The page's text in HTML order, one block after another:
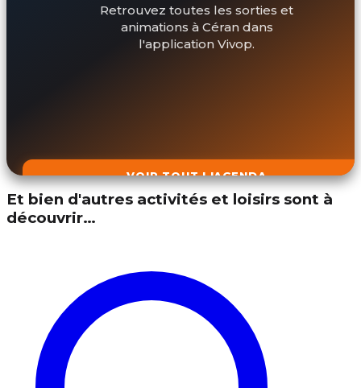
Retrouvez toutes les sorties et
animations à Céran dans
l'application Vivop.
VOIR TOUT L'AGENDA
Et bien d'autres activités et loisirs sont à
découvrir…